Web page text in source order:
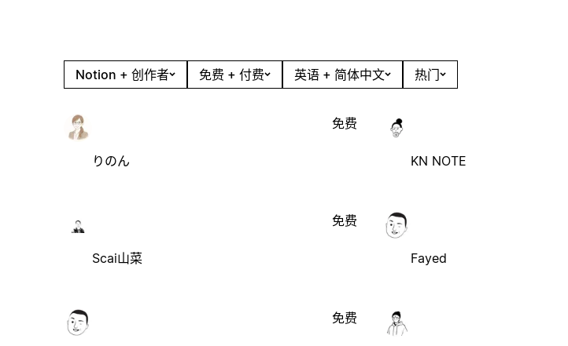
Notion + 创作者 免费 + 付费 英语 + 简体中文 热门
りのん
免费
KN NOTE
Scai山菜
免费
Fayed
免费